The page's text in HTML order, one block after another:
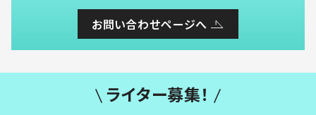
お問い合わせページへ
ライター募集！